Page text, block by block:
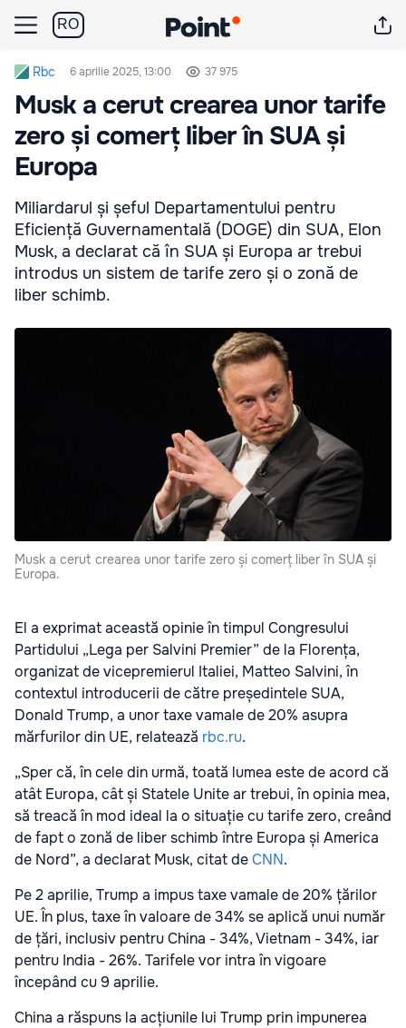
RO
Rbc 6 aprilie 2025, 13:00 37 975
Musk a cerut crearea unor tarife
zero și comerț liber în SUA și
Europa
Miliardarul și șeful Departamentului pentru
Eficiență Guvernamentală (DOGE) din SUA, Elon
Musk, a declarat că în SUA și Europa ar trebui
introdus un sistem de tarife zero și o zonă de
liber schimb.
Musk a cerut crearea unor tarife zero și comerț liber în SUA și
Europa.
El a exprimat această opinie în timpul Congresului
Partidului „Lega per Salvini Premier” de la Florența,
organizat de vicepremierul Italiei, Matteo Salvini, în
contextul introducerii de către președintele SUA,
Donald Trump, a unor taxe vamale de 20% asupra
mărfurilor din UE, relatează rbc.ru.
„Sper că, în cele din urmă, toată lumea este de acord că
atât Europa, cât și Statele Unite ar trebui, în opinia mea,
să treacă în mod ideal la o situație cu tarife zero, creând
de fapt o zonă de liber schimb între Europa și America
de Nord”, a declarat Musk, citat deCNN.
Pe 2 aprilie, Trump a impus taxe vamale de 20% țărilor
UE. În plus, taxe în valoare de 34% se aplică unui număr
de țări, inclusiv pentru China - 34%, Vietnam - 34%, iar
pentru India - 26%. Tarifele vor intra în vigoare
începând cu 9 aprilie.
China a răspuns la acțiunile lui Trump prin impunerea